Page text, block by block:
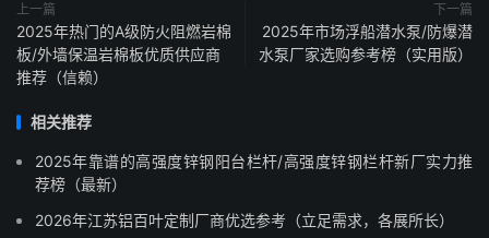
上一篇
2025年热门的A级防火阻燃岩棉
板/外墙保温岩棉板优质供应商
推荐（信赖）
下一篇
2025年市场浮船潜水泵/防爆潜
水泵厂家选购参考榜（实用版）
相关推荐
2025年靠谱的高强度锌钢阳台栏杆/高强度锌钢栏杆新厂实力推
荐榜（最新）
2026年江苏铝百叶定制厂商优选参考（立足需求，各展所长）